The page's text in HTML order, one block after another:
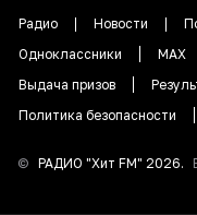
Радио Новости
Одноклассники
MAX
Выдача призов
Политика безопасности
© РАДИО "Хит FM" 2026.